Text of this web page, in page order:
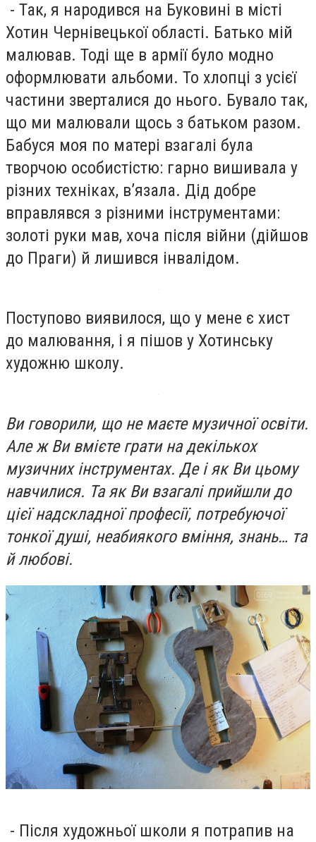
- Так, я народився на Буковині в місті
Хотин Чернівецької області. Батько мій
малював. Тоді ще в армії було модно
оформлювати альбоми. То хлопці з усієї
частини зверталися до нього. Бувало так,
що ми малювали щось з батьком разом.
Бабуся моя по матері взагалі була
творчою особистістю: гарно вишивала у
різних техніках, в’язала. Дід добре
вправлявся з різними інструментами:
золоті руки мав, хоча після війни (дійшов
до Праги) й лишився інвалідом.
Поступово виявилося, що у мене є хист
до малювання, і я пішов у Хотинську
художню школу.
Ви говорили, що не маєте музичної освіти.
Але ж Ви вмієте грати на декількох
музичних інструментах. Де і як Ви цьому
навчилися. Та як Ви взагалі прийшли до
цієї надскладної професії, потребуючої
тонкої душі, неабиякого вміння, знань… та
й любові.
- Після художньої школи я потрапив на